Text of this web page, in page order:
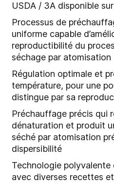
USDA / 3A disponible
Processus de
uniforme capable
reproductibilité du
séchage par atomisation
Régulation optimale et
température, pour une
distingue par sa
Préchauffage précis qui
dénaturation et produit
séché par atomisation
dispersibilité
Technologie
avec diverses recettes